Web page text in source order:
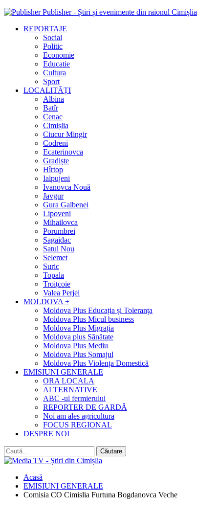
Publisher - Știri și evenimente din raionul Cimișlia
REPORTAJE
Social
Politic
Economie
Educatie
Cultura
Sport
LOCALITĂȚI
Albina
Batîr
Cenac
Cimișlia
Ciucur Mingir
Codreni
Ecaterinovca
Gradiște
Hîrtop
Ialpujeni
Ivanovca Nouă
Javgur
Gura Galbenei
Lipoveni
Mihailovca
Porumbrei
Sagaidac
Satul Nou
Selemet
Suric
Topala
Troițcoie
Valea Perjei
MOLDOVA +
Moldova Plus Educația și Toleranța
Moldova Plus Micul business
Moldova Plus Migrația
Moldova plus Sănătate
Moldova Plus Mediu
Moldova Plus Șomajul
Moldova Plus Violența Domestică
EMISIUNI GENERALE
ORA LOCALA
ALTERNATIVE
ABC -ul fermierului
REPORTER DE GARDĂ
Noi am ales agricultura
FOCUS REGIONAL
DESPRE NOI
Acasă
EMISIUNI GENERALE
Comisia CO Cimislia Furtuna Bogdanovca Veche